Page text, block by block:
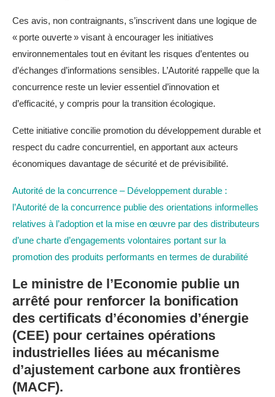
Ces avis, non contraignants, s’inscrivent dans une logique de
« porte ouverte » visant à encourager les initiatives
environnementales tout en évitant les risques d’ententes ou
d’échanges d’informations sensibles. L’Autorité rappelle que la
concurrence reste un levier essentiel d’innovation et
d’efficacité, y compris pour la transition écologique.
Cette initiative concilie promotion du développement durable et
respect du cadre concurrentiel, en apportant aux acteurs
économiques davantage de sécurité et de prévisibilité.
Autorité de la concurrence – Développement durable :
l’Autorité de la concurrence publie des orientations informelles
relatives à l’adoption et la mise en œuvre par des distributeurs
d’une charte d’engagements volontaires portant sur la
promotion des produits performants en termes de durabilité
Le ministre de l’Economie publie un
arrêté pour renforcer la bonification
des certificats d’économies d’énergie
(CEE) pour certaines opérations
industrielles liées au mécanisme
d’ajustement carbone aux frontières
(MACF).